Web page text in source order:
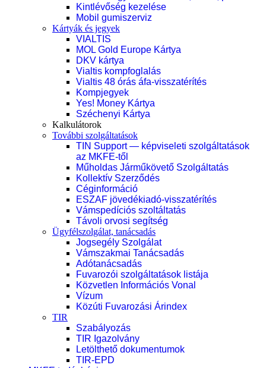
Kintlévőség kezelése
Mobil gumiszerviz
Kártyák és jegyek
VIALTIS
MOL Gold Europe Kártya
DKV kártya
Vialtis kompfoglalás
Vialtis 48 órás áfa-visszatérítés
Kompjegyek
Yes! Money Kártya
Széchenyi Kártya
Kalkulátorok
További szolgáltatások
TIN Support — képviseleti szolgáltatások
az MKFE-től
Műholdas Járműkövető Szolgáltatás
Kollektív Szerződés
Céginformáció
ESZAF jövedékiadó-visszatérítés
Vámspedíciós szoltáltatás
Távoli orvosi segítség
Ügyfélszolgálat, tanácsadás
Jogsegély Szolgálat
Vámszakmai Tanácsadás
Adótanácsadás
Fuvarozói szolgáltatások listája
Közvetlen Információs Vonal
Vízum
Közúti Fuvarozási Árindex
TIR
Szabályozás
TIR Igazolvány
Letölthető dokumentumok
TIR-EPD